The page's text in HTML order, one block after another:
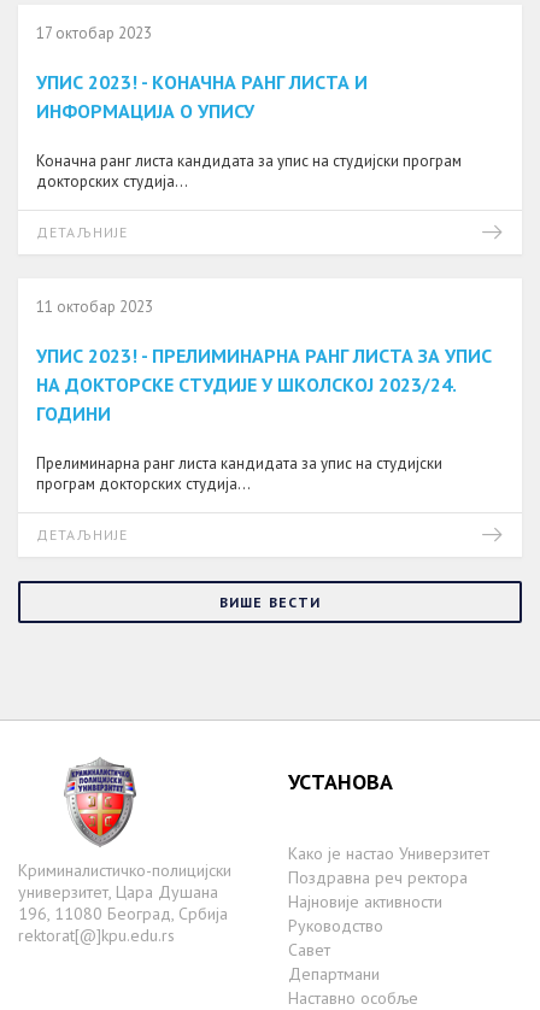
17 октобар 2023
УПИС 2023! - КОНАЧНА РАНГ ЛИСТА И
ИНФОРМАЦИЈА О УПИСУ
Коначна ранг листа кандидата за упис на студијски програм
докторских студија...
ДЕТАЉНИЈЕ
11 октобар 2023
УПИС 2023! - ПРЕЛИМИНАРНА РАНГ ЛИСТА ЗА УПИС
НА ДОКТОРСКЕ СТУДИЈЕ У ШКОЛСКОЈ 2023/24.
ГОДИНИ
Прелиминарна ранг листа кандидата за упис на студијски
програм докторских студија...
ДЕТАЉНИЈЕ
ВИШЕ ВЕСТИ
Криминалистичко-полицијски
универзитет, Цара Душана
196, 11080 Београд, Србија
rektorat[@]kpu.edu.rs
УСТАНОВА
Како је настаo Универзитет
Поздравна реч ректора
Најновије активности
Руководство
Савет
Департмани
Наставно особље